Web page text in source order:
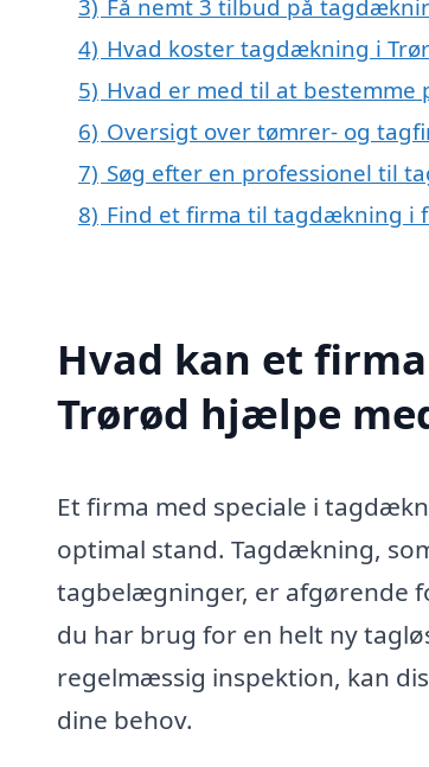
3) Få nemt 3 tilbud på
4) Hvad koster tagdækning i
5) Hvad er med til at
6) Oversigt over tømrer- og
7) Søg efter en professionel til
8) Find et firma til tagdækning i
Hvad kan et
Trørød hjælpe
Et firma med speciale i
optimal stand. Tagdækning,
tagbelægninger, er afgørende
du har brug for en helt ny
regelmæssig inspektion, kan
dine behov.